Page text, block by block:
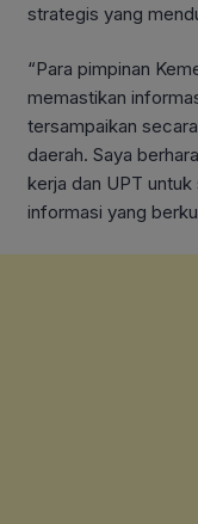
strategis yang
“Para pimpinan
memastikan
tersampaikan
daerah. Saya
kerja dan UPT
informasi yang